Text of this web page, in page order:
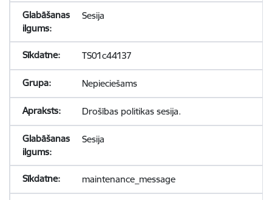
Sesija
TS01c44137
Nepieciešams
Drošības politikas sesija.
Sesija
maintenance_message